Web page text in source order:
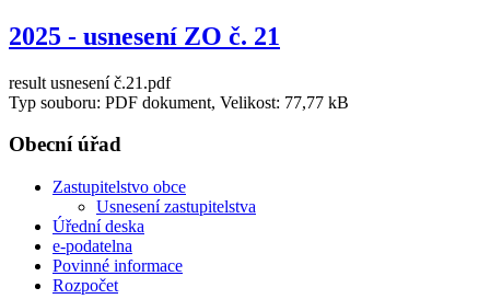
2025 - usnesení ZO č. 21
result usnesení č.21.pdf
Typ souboru: PDF dokument, Velikost: 77,77 kB
Obecní úřad
Zastupitelstvo obce
Usnesení zastupitelstva
Úřední deska
e-podatelna
Povinné informace
Rozpočet